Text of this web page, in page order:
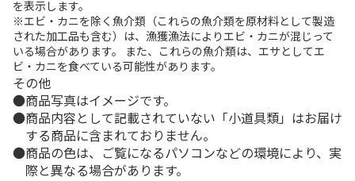
を表示します。
※エビ・カニを除く魚介類（これらの魚介類を原材料として製造
された加工品も含む）は、漁獲漁法によりエビ・カニが混じって
いる場合があります。 また、これらの魚介類は、エサとしてエ
ビ・カニを食べている可能性があります。
その他
商品写真はイメージです。
商品内容として記載されていない「小道具類」はお届け
する商品に含まれておりません。
商品の色は、ご覧になるパソコンなどの環境により、実
際と異なる場合があります。